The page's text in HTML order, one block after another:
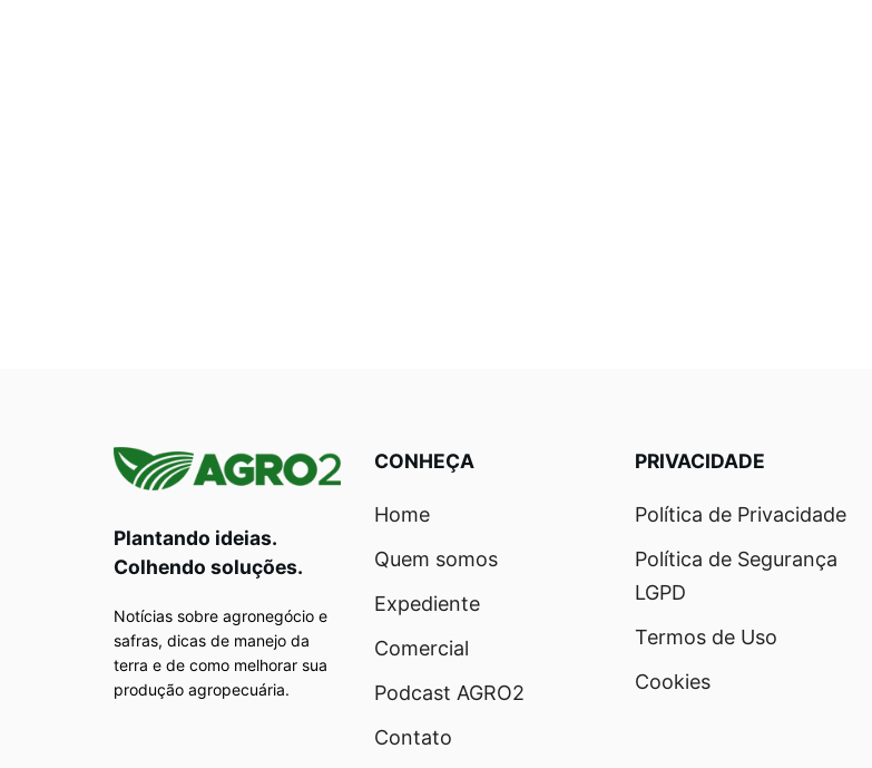
Plantando ideias.
Colhendo soluções.
Notícias sobre agronegócio e
safras, dicas de manejo da
terra e de como melhorar sua
produção agropecuária.
CONHEÇA
Home
Quem somos
Expediente
Comercial
Podcast AGRO2
Contato
PRIVACIDADE
Política de Privacidade
Política de Segurança
LGPD
Termos de Uso
Cookies